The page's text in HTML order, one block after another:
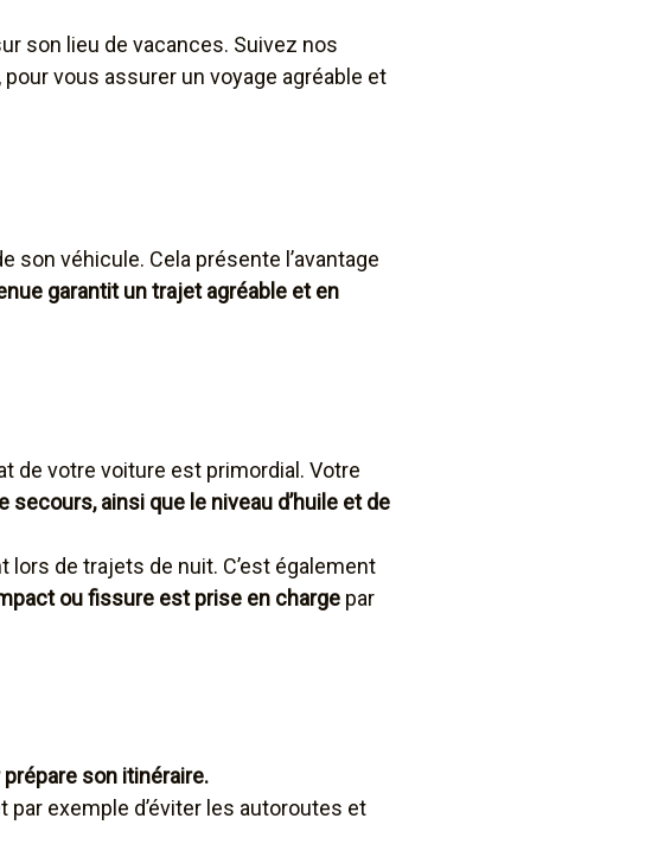
son lieu de vacances. Suivez nos
pour vous assurer un voyage agréable et
son véhicule. Cela présente l’avantage
garantit un trajet agréable et en
de votre voiture est primordial. Votre
ainsi que le niveau d’huile et de
de trajets de nuit. C’est également
ou fissure est prise en charge par
son itinéraire.
par exemple d’éviter les autoroutes et